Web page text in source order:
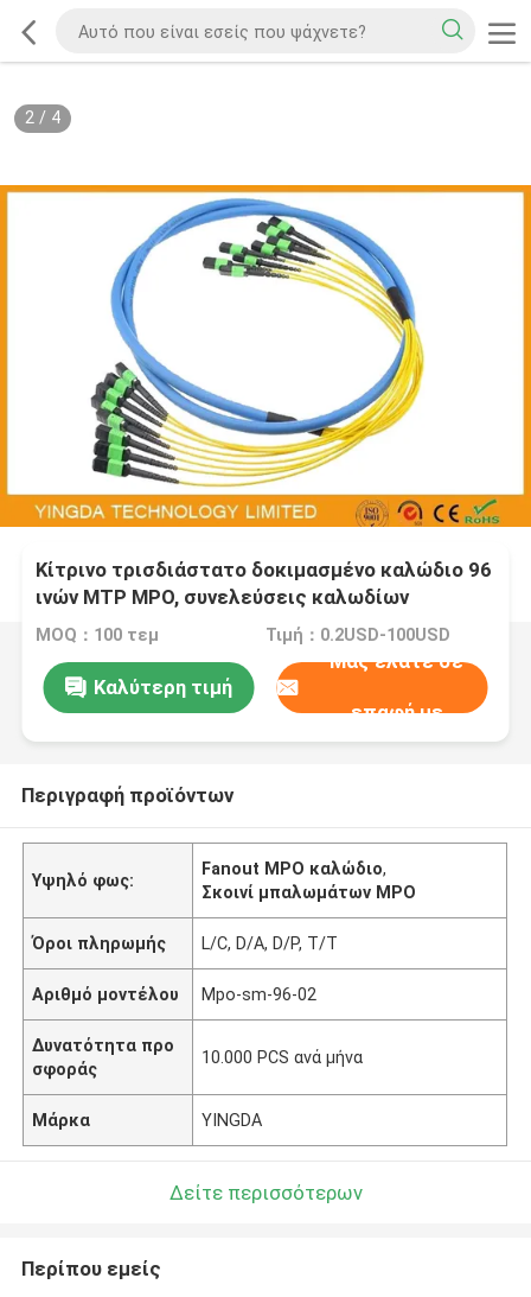
2/ 4
Κίτρινο τρισδιάστατο δοκιμασμένο καλώδιο 96
ινών MTP MPO, συνελεύσεις καλωδίων
οπτικών ινών
MOQ：100 τεμ Τιμή：0.2USD-100USD
Καλύτερη τιμή
Μας ελάτε σε
επαφή με
Περιγραφή προϊόντων
Υψηλό φως:
Fanout MPO καλώδιο,
Σκοινί μπαλωμάτων MPO
Όροι πληρωμής L/C, D/A, D/P, T/T
Αριθμό μοντέλου Mpo-sm-96-02
Δυνατότητα προ
σφοράς
10.000 PCS ανά μήνα
Μάρκα YINGDA
Δείτε περισσότερων
Περίπου εμείς